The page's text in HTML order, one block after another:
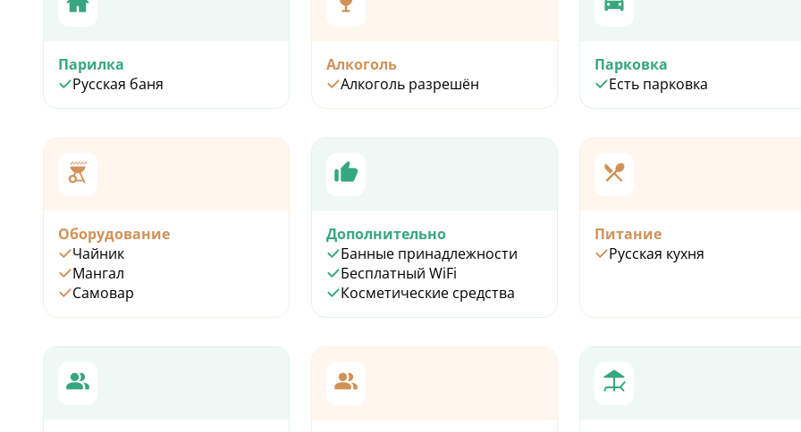
Парилка
Русская баня
Алкоголь
Алкоголь разрешён
Парковка
Есть парковка
Оборудование
Чайник
Мангал
Самовар
Дополнительно
Банные принадлежности
Бесплатный WiFi
Косметические средства
Питание
Русская кухня